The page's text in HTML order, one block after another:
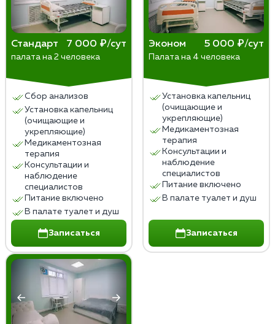
Стандарт 7 000 ₽/сут
палата на 2 человека
Сбор анализов
Установка капельниц
(очищающие и
укрепляющие)
Медикаментозная
терапия
Консультации и
наблюдение
специалистов
Питание включено
В палате туалет и душ
Записаться
Эконом 5 000 ₽/сут
Палата на 4 человека
Установка капельниц
(очищающие и
укрепляющие)
Медикаментозная
терапия
Консультации и
наблюдение
специалистов
Питание включено
В палате туалет и душ
Записаться